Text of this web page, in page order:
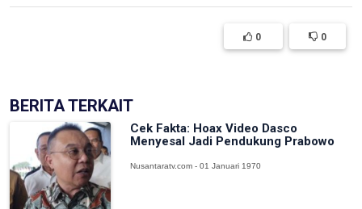
0 0
BERITA TERKAIT
Cek Fakta: Hoax Video Dasco
Menyesal Jadi Pendukung Prabowo
Nusantaratv.com - 01 Januari 1970